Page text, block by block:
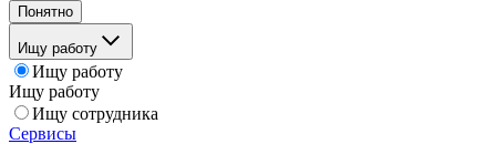
Понятно
Ищу работу
Ищу работу
Ищу работу
Ищу сотрудника
Сервисы